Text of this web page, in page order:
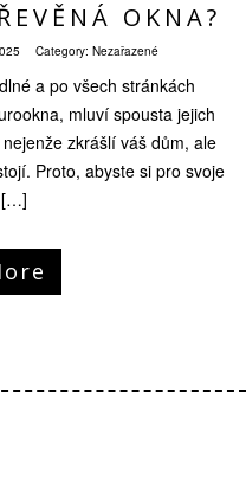
OKNA?
Category: Nezařazené
a po všech stránkách
mluví spousta jejich
zkrášlí váš dům, ale
Proto, abyste si pro svoje
[…]